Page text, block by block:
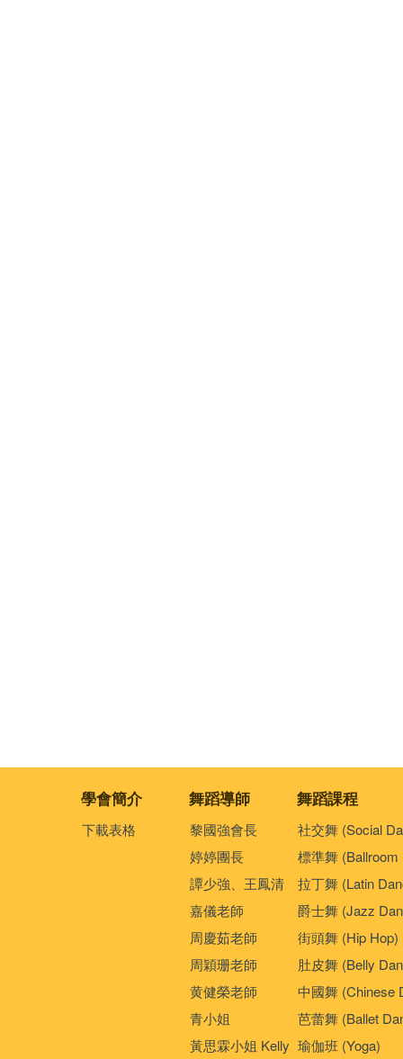
學會簡介 舞蹈導師 舞蹈課程
下載表格
黎國強會長
婷婷團長
譚少強、王鳳清
嘉儀老師
周慶茹老師
周穎珊老師
黄健榮老師
青小姐
黃思霖小姐 Kelly
社交舞 (Social
標準舞 (Ballroom
拉丁舞 (Latin
爵士舞 (Jazz
街頭舞 (Hip Hop)
肚皮舞 (Belly
中國舞 (Chinese
芭蕾舞 (Ballet
瑜伽班 (Yoga)